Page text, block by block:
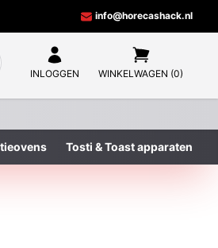
info@horecashack.nl
INLOGGEN WINKELWAGEN (0)
Tosti & Toast apparaten